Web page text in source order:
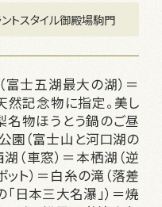
ントスタイル御殿場駒門
富士五湖最大の湖）＝
然記念物に指定。美し
名物ほうとう鍋のご昼
園（富士山と河口湖の
（車窓）＝本栖湖（逆
ト）＝白糸の滝（落差
日本三大名瀑」）＝焼